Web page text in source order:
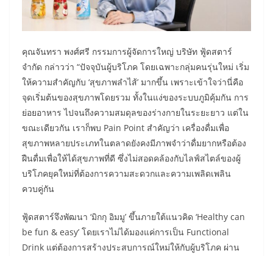
คุณจันทรา พงศ์ศรี กรรมการผู้จัดการใหญ่ บริษัท ฟู้ดสตาร์
จำกัด กล่าวว่า “ปัจจุบันผู้บริโภค โดยเฉพาะกลุ่มคนรุ่นใหม่ เริ่ม
ให้ความสำคัญกับ ‘สุขภาพลำไส้’ มากขึ้น เพราะเข้าใจว่านี่คือ
จุดเริ่มต้นของสุขภาพโดยรวม ทั้งในแง่ของระบบภูมิคุ้มกัน การ
ย่อยอาหาร ไปจนถึงความสมดุลของร่างกายในระยะยาว แต่ใน
ขณะเดียวกัน เราก็พบ Pain Point สำคัญว่า เครื่องดื่มเพื่อ
สุขภาพหลายประเภทในตลาดยังคงมีภาพจำว่าดื่มยากหรือต้อง
ฝืนดื่มเพื่อให้ได้สุขภาพที่ดี ซึ่งไม่สอดคล้องกับไลฟ์สไตล์ของผู้
บริโภคยุคใหม่ที่ต้องการความสะดวกและความเพลิดเพลิน
ควบคู่กัน
ฟู้ดสตาร์จึงพัฒนา ‘มิกกุ อิมมู’ ขึ้นภายใต้แนวคิด ‘Healthy can
be fun & easy’ โดยเราไม่ได้มองแค่การเป็น Functional
Drink แต่ต้องการสร้างประสบการณ์ใหม่ให้กับผู้บริโภค ผ่าน